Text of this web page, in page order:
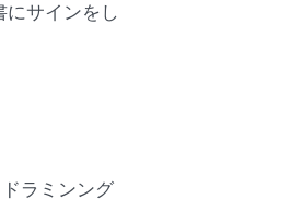
にサインをし
ラミンング